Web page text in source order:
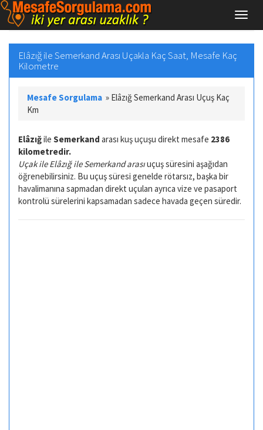
Elâzığ ile Semerkand Arası Uçakla Kaç Saat, Mesafe Kaç
Kilometre
Mesafe Sorgulama » Elâzığ Semerkand Arası Uçuş Kaç
Km
Elâzığile Semerkand arası kuş uçuşu direkt mesafe 2386
kilometredir.
Uçak ile Elâzığ ile Semerkand arasıuçuş süresini aşağıdan
öğrenebilirsiniz. Bu uçuş süresi genelde rötarsız, başka bir
havalimanına sapmadan direkt uçulan ayrıca vize ve pasaport
kontrolü sürelerini kapsamadan sadece havada geçen süredir.